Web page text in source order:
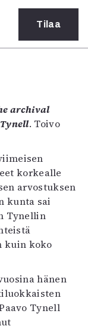
Tilaa
archival
. Toivo
korkealle
arvostuksen
kunta sai
Tynellin
kuin koko
hänen
Tynell